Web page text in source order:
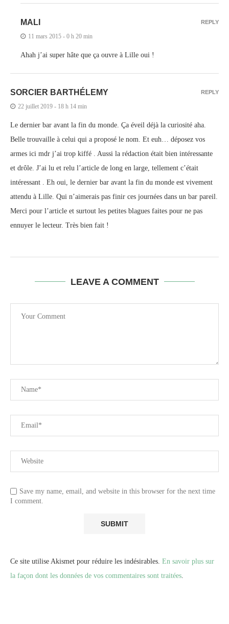
MALI
11 mars 2015 - 0 h 20 min
Ahah j’ai super hâte que ça ouvre à Lille oui !
REPLY
SORCIER BARTHÉLEMY
22 juillet 2019 - 18 h 14 min
Le dernier bar avant la fin du monde. Ça éveil déjà la curiosité aha.
Belle trouvaille à celui qui a proposé le nom. Et euh… déposez vos
armes ici mdr j’ai trop kiffé . Aussi la rédaction était bien intéressante
et drôle. J’ai lu et relu l’article de long en large, tellement c’était
intéressant . Eh oui, le dernier bar avant la fin du monde est vivement
attendu à Lille. Qui n’aimerais pas finir ces journées dans un bar pareil.
Merci pour l’article et surtout les petites blagues faites pour ne pas
ennuyer le lecteur. Très bien fait !
REPLY
LEAVE A COMMENT
Save my name, email, and website in this browser for the next time
I comment.
Ce site utilise Akismet pour réduire les indésirables. En savoir plus sur
la façon dont les données de vos commentaires sont traitées.